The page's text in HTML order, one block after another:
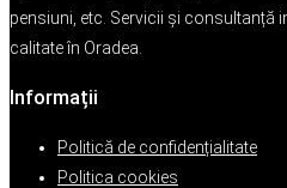
pensiuni, etc. Servicii și consultanță
calitate în Oradea.
Informații
Politică de confidențialitate
Politica cookies